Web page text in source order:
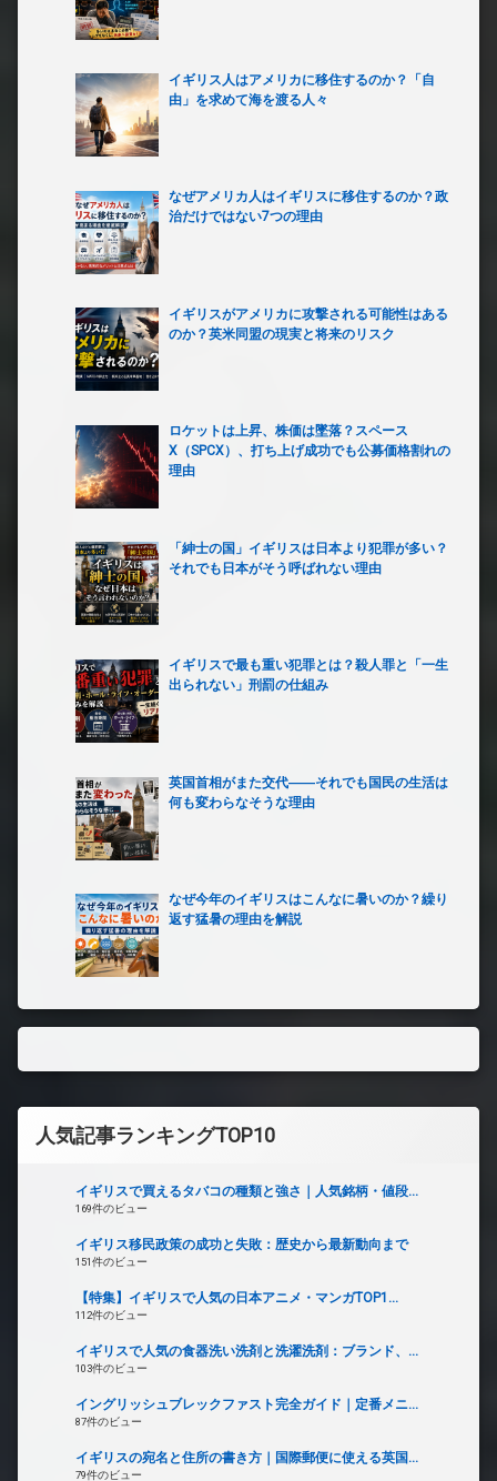
イギリス人はアメリカに移住するのか？「自
由」を求めて海を渡る人々
なぜアメリカ人はイギリスに移住するのか？政
治だけではない7つの理由
イギリスがアメリカに攻撃される可能性はある
のか？英米同盟の現実と将来のリスク
ロケットは上昇、株価は墜落？スペース
X（SPCX）、打ち上げ成功でも公募価格割れの
理由
「紳士の国」イギリスは日本より犯罪が多い？
それでも日本がそう呼ばれない理由
イギリスで最も重い犯罪とは？殺人罪と「一生
出られない」刑罰の仕組み
英国首相がまた交代――それでも国民の生活は
何も変わらなそうな理由
なぜ今年のイギリスはこんなに暑いのか？繰り
返す猛暑の理由を解説
人気記事ランキングTOP10
イギリスで買えるタバコの種類と強さ｜人気銘柄・値段...
169件のビュー
イギリス移民政策の成功と失敗：歴史から最新動向まで
151件のビュー
【特集】イギリスで人気の日本アニメ・マンガTOP1...
112件のビュー
イギリスで人気の食器洗い洗剤と洗濯洗剤：ブランド、...
103件のビュー
イングリッシュブレックファスト完全ガイド｜定番メニ...
87件のビュー
イギリスの宛名と住所の書き方｜国際郵便に使える英国...
79件のビュー